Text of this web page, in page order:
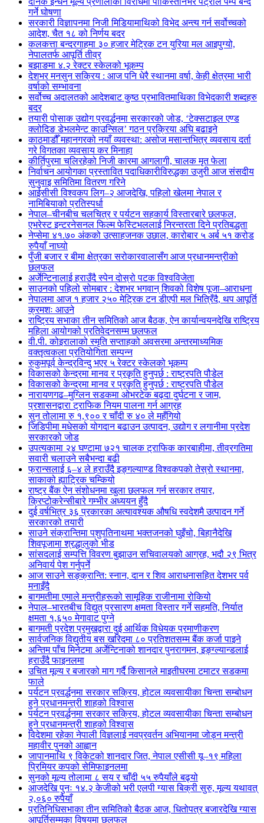
गर्ने घोषणा
सरकारी विज्ञापनमा निजी मिडियामाथिको विभेद अन्त्य गर्न सर्वोच्चको
आदेश, चैत १८ को निर्णय बदर
कलकत्ता बन्दरगाहमा ३० हजार मेट्रिक टन युरिया मल आइपुग्यो,
नेपालतर्फ आपूर्ति तीव्र
बझाङमा ४.२ रेक्टर स्केलको भूकम्प
देशभर मनसुन सक्रिय : आज पनि धेरै स्थानमा वर्षा, केही क्षेत्रमा भारी
वर्षाको सम्भावना
सर्वोच्च अदालतको आदेशबाट कुष्ठ प्रभावितमाथिका विभेदकारी शब्दहरु
बदर
तयारी पोसाक उद्योग प्रवर्द्धनमा सरकारको जोड, ‘टेक्सटाइल एण्ड
क्लोदिङ डेभलमेन्ट काउन्सिल’ गठन प्रक्रिया अघि बढाइने
काठमाडौँ महानगरको नयाँ व्यवस्था: असोज मसान्तभित्र व्यवसाय दर्ता
गरे विगतका व्यवसाय कर मिनाहा
कीर्तिपुरमा चलिरहेको निजी कारमा आगलागी, चालक मृत फेला
निर्वाचन आयोगका प्रस्तावित पदाधिकारीविरुद्धका उजुरी आज संसदीय
सुनुवाइ समितिमा वितरण गरिने
आईसीसी विश्वकप लिग–२ आजदेखि, पहिलो खेलमा नेपाल र
नामिबियाको प्रतिस्पर्धा
नेपाल–चीनबीच चलचित्र र पर्यटन सहकार्य विस्तारबारे छलफल,
एभरेस्ट इन्टरनेसनल फिल्म फेस्टिभललाई निरन्तरता दिने प्रतिबद्धता
नेप्सेमा ४१.७० अंकको उत्साहजनक उछाल, कारोबार ५ अर्ब ५१ करोड
रुपैयाँ नाघ्यो
पुँजी बजार र बीमा क्षेत्रका सरोकारवालासँग आज प्रधानमन्त्रीको
छलफल
अर्जेन्टिनालाई हराउँदै स्पेन दोस्रो पटक विश्वविजेता
साउनको पहिलो सोमबार : देशभर भगवान् शिवको विशेष पूजा–आराधना
नेपालमा आज १ हजार २५० मेट्रिक टन डीएपी मल भित्रिँदै, थप आपूर्ति
क्रमशः आउने
राष्ट्रिय सभाका तीन समितिको आज बैठक, ऐन कार्यान्वयनदेखि राष्ट्रिय
महिला आयोगको प्रतिवेदनसम्म छलफल
वी.पी. कोइरालाको स्मृति सप्ताहको अवसरमा अन्तरमाध्यमिक
वक्तृत्वकला प्रतियोगिता सम्पन्न
रुकुमपूर्व केन्द्रविन्दु भएर ५ रेक्टर स्केलको भूकम्प
विकासको केन्द्रमा मानव र प्रकृति हुनुपर्छ : राष्ट्रपति पौडेल
विकासको केन्द्रमा मानव र प्रकृति हुनुपर्छ : राष्ट्रपति पौडेल
नारायणगढ–मुग्लिन सडकमा ओभरटेक बढ्दा दुर्घटना र जाम,
प्रशासनद्वारा ट्राफिक नियम पालना गर्न आग्रह
सुन तोलामा रु १,९०० र चाँदी रु ४० ले महँगियो
जिडिपीमा मधेसको योगदान बढाउन उत्पादन, उद्योग र लगानीमा प्रदेश
सरकारको जोड
उपत्यकामा २४ घण्टामा ७२१ चालक ट्राफिक कारबाहीमा, तीव्रगतिमा
सवारी चलाउने सबैभन्दा बढी
फ्रान्सलाई ६–४ ले हराउँदै इङ्गल्याण्ड विश्वकपको तेस्रो स्थानमा,
साकाको ह्याट्रिक चम्कियो
राष्ट्र बैंक ऐन संशोधनमा खुला छलफल गर्न सरकार तयार,
क्रिप्टोकरेन्सीबारे गम्भीर अध्ययन हुँदै
दुई वर्षभित्र ३६ प्रकारका अत्यावश्यक औषधि स्वदेशमै उत्पादन गर्ने
सरकारको तयारी
साउने संक्रान्तिमा पशुपतिनाथमा भक्तजनको घुइँचो, बिहानैदेखि
शिवपूजामा श्रद्धालुको भीड
सांसदलाई सम्पत्ति विवरण बुझाउन सचिवालयको आग्रह, भदौ २९ भित्र
अनिवार्य पेश गर्नुपर्ने
आज साउने सङ्क्रान्ति: स्नान, दान र शिव आराधनासहित देशभर पर्व
मनाइँदै
बागमतीमा एमाले मन्त्रीहरूको सामूहिक राजीनामा रोकियो
नेपाल–भारतबीच विद्युत् प्रसारण क्षमता विस्तार गर्ने सहमति, निर्यात
क्षमता १,६५० मेगावाट पुग्ने
बागमती प्रदेश प्रमुखद्वारा दुई आर्थिक विधेयक प्रमाणीकरण
सार्वजनिक विद्युतीय बस खरिदमा ८० प्रतिशतसम्म बैंक कर्जा पाइने
अन्तिम पाँच मिनेटमा अर्जेन्टिनाको शानदार पुनरागमन, इङ्ग्ल्यान्डलाई
हराउँदै फाइनलमा
उचित मूल्य र बजारको माग गर्दै किसानले माइतीघरमा टमाटर सडकमा
फाले
पर्यटन प्रवर्द्धनमा सरकार सक्रिय, होटल व्यवसायीका चिन्ता सम्बोधन
हुने प्रधानमन्त्री शाहको विश्वास
पर्यटन प्रवर्द्धनमा सरकार सक्रिय, होटल व्यवसायीका चिन्ता सम्बोधन
हुने प्रधानमन्त्री शाहको विश्वास
विदेशमा रहेका नेपाली विज्ञलाई नवप्रवर्तन अभियानमा जोड्न मन्त्री
महावीर पुनको आह्वान
जापानमाथि ९ विकेटको शानदार जित, नेपाल एसीसी यू–१९ महिला
प्रिमियर कपको सेमिफाइनलमा
सुनको मूल्य तोलामा ८ सय र चाँदी ५५ रुपैयाँले बढ्यो
आजदेखि पुनः १४.२ केजीको भरी एलपी ग्यास बिक्री सुरु, मूल्य यथावत्
२,०६० रुपैयाँ
प्रतिनिधिसभाका तीन समितिको बैठक आज, धितोपत्र बजारदेखि ग्यास
आपूर्तिसम्मका विषयमा छलफल